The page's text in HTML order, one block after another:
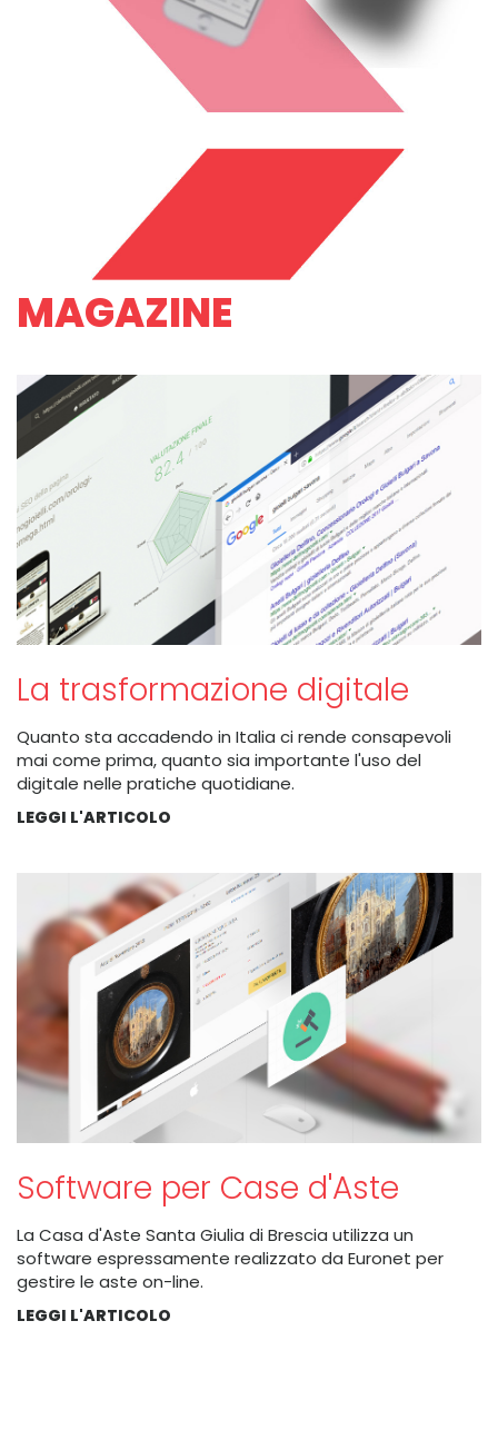
MAGAZINE
La trasformazione digitale
Quanto sta accadendo in Italia ci rende consapevoli
mai come prima, quanto sia importante l'uso del
digitale nelle pratiche quotidiane.
LEGGI L'ARTICOLO
Software per Case d'Aste
La Casa d'Aste Santa Giulia di Brescia utilizza un
software espressamente realizzato da Euronet per
gestire le aste on-line.
LEGGI L'ARTICOLO